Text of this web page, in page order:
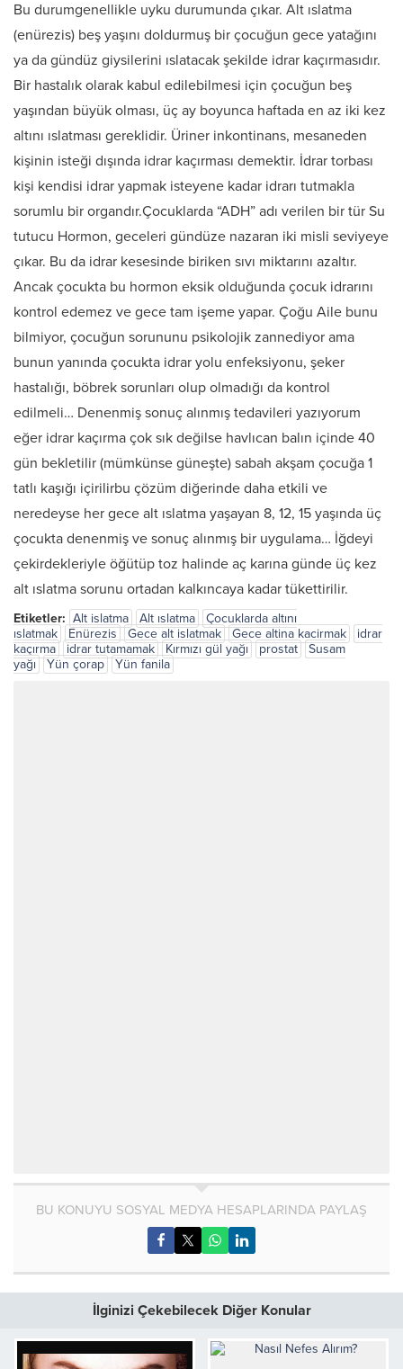
Bu durumgenellikle uyku durumunda çıkar. Alt ıslatma
(enürezis) beş yaşını doldurmuş bir çocuğun gece yatağını
ya da gündüz giysilerini ıslatacak şekilde idrar kaçırmasıdır.
Bir hastalık olarak kabul edilebilmesi için çocuğun beş
yaşından büyük olması, üç ay boyunca haftada en az iki kez
altını ıslatması gereklidir. Üriner inkontinans, mesaneden
kişinin isteği dışında idrar kaçırması demektir. İdrar torbası
kişi kendisi idrar yapmak isteyene kadar idrarı tutmakla
sorumlu bir organdır.Çocuklarda “ADH” adı verilen bir tür Su
tutucu Hormon, geceleri gündüze nazaran iki misli seviyeye
çıkar. Bu da idrar kesesinde biriken sıvı miktarını azaltır.
Ancak çocukta bu hormon eksik olduğunda çocuk idrarını
kontrol edemez ve gece tam işeme yapar. Çoğu Aile bunu
bilmiyor, çocuğun sorununu psikolojik zannediyor ama
bunun yanında çocukta idrar yolu enfeksiyonu, şeker
hastalığı, böbrek sorunları olup olmadığı da kontrol
edilmeli… Denenmiş sonuç alınmış tedavileri yazıyorum
eğer idrar kaçırma çok sık değilse havlıcan balın içinde 40
gün bekletilir (mümkünse güneşte) sabah akşam çocuğa 1
tatlı kaşığı içirilirbu çözüm diğerinde daha etkili ve
neredeyse her gece alt ıslatma yaşayan 8, 12, 15 yaşında üç
çocukta denenmiş ve sonuç alınmış bir uygulama… İğdeyi
çekirdekleriyle öğütüp toz halinde aç karına günde üç kez
alt ıslatma sorunu ortadan kalkıncaya kadar tükettirilir.
Etiketler: Alt islatma Alt ıslatma
Çocuklarda altını
ıslatmak
Enürezis Gece alt islatmak Gece altina kacirmak
idrar
kaçırma
idrar tutamamak Kırmızı gül yağı prostat
Susam
yağı
Yün çorap Yün fanila
BU KONUYU SOSYAL MEDYA HESAPLARINDA PAYLAŞ
İlginizi Çekebilecek Diğer Konular